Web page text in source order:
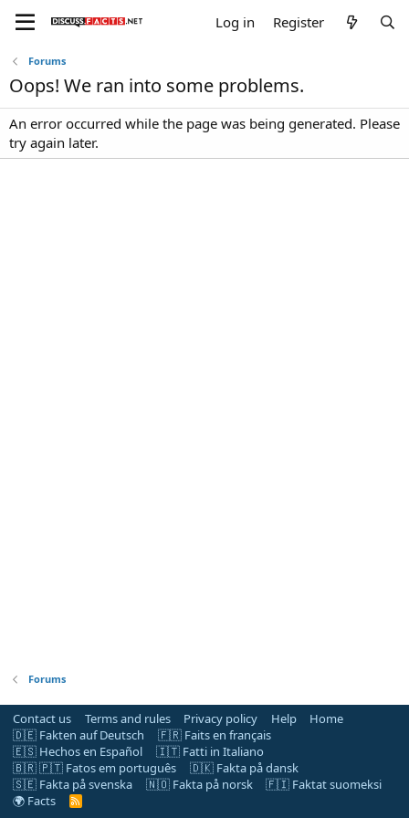
Log in Register
Forums
Oops! We ran into some problems.
An error occurred while the page was being generated. Please
try again later.
Forums
Contact us Terms and rules Privacy policy Help
Home
🇩🇪 Fakten auf Deutsch
🇫🇷 Faits en français
🇪🇸 Hechos en Español
🇮🇹 Fatti in Italiano
🇧🇷 🇵🇹 Fatos em português
🇩🇰 Fakta på dansk
🇸🇪 Fakta på svenska
🇳🇴 Fakta på norsk
🇫🇮 Faktat suomeksi
🌍 Facts
R